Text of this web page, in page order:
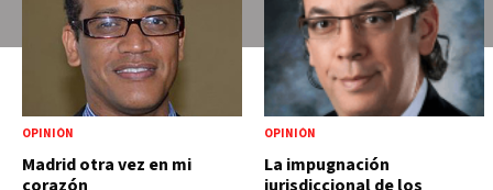
OPINIÓN
Madrid otra vez en mi
corazón
OPINIÓN
La impugnación
jurisdiccional de los